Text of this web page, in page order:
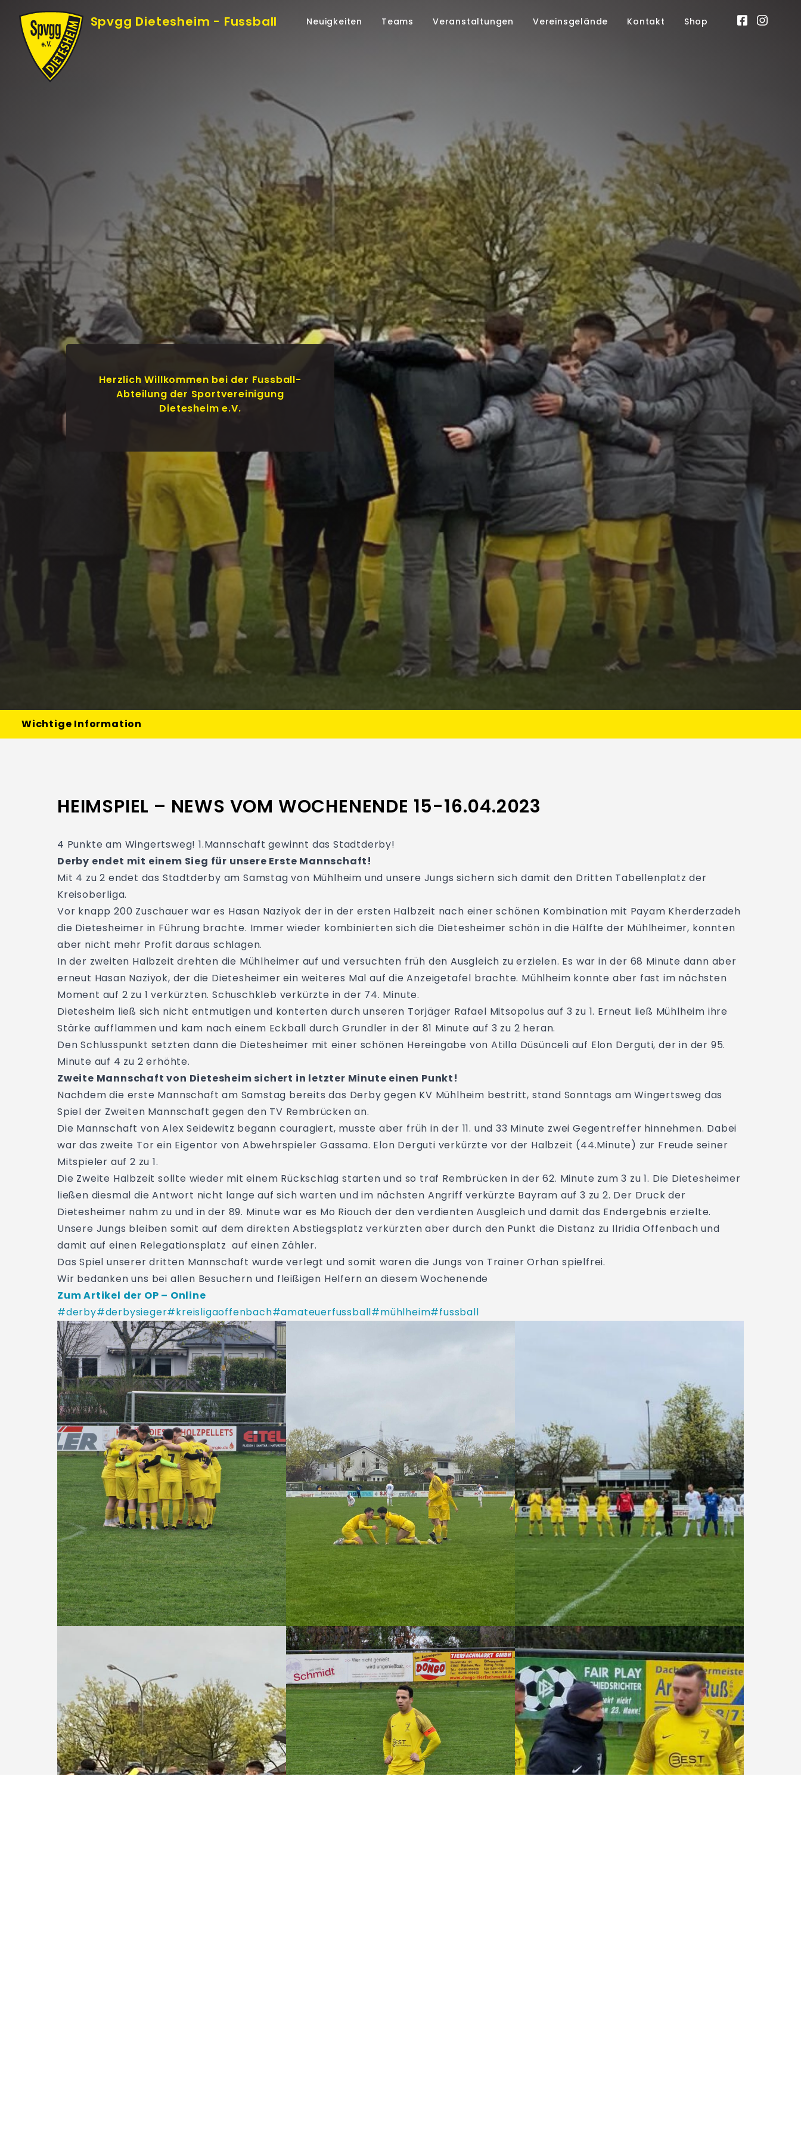
Content
Spvgg Dietesheim - Fussball Neuigkeiten Teams Veranstaltungen Vereinsgelände Kontakt Shop
Herzlich Willkommen bei der Fussball-
Abteilung der Sportvereinigung
Dietesheim e.V.
Wichtige Information
HEIMSPIEL – NEWS VOM WOCHENENDE 15-16.04.2023
4 Punkte am Wingertsweg! 1.Mannschaft gewinnt das Stadtderby!
Derby endet mit einem Sieg für unsere Erste Mannschaft!
Mit 4 zu 2 endet das Stadtderby am Samstag von Mühlheim und unsere Jungs sichern sich damit den Dritten Tabellenplatz der
Kreisoberliga.
Vor knapp 200 Zuschauer war es Hasan Naziyok der in der ersten Halbzeit nach einer schönen Kombination mit Payam Kherderzadeh
die Dietesheimer in Führung brachte. Immer wieder kombinierten sich die Dietesheimer schön in die Hälfte der Mühlheimer, konnten
aber nicht mehr Profit daraus schlagen.
In der zweiten Halbzeit drehten die Mühlheimer auf und versuchten früh den Ausgleich zu erzielen. Es war in der 68 Minute dann aber
erneut Hasan Naziyok, der die Dietesheimer ein weiteres Mal auf die Anzeigetafel brachte. Mühlheim konnte aber fast im nächsten
Moment auf 2 zu 1 verkürzten. Schuschkleb verkürzte in der 74. Minute.
Dietesheim ließ sich nicht entmutigen und konterten durch unseren Torjäger Rafael Mitsopolus auf 3 zu 1. Erneut ließ Mühlheim ihre
Stärke aufflammen und kam nach einem Eckball durch Grundler in der 81 Minute auf 3 zu 2 heran.
Den Schlusspunkt setzten dann die Dietesheimer mit einer schönen Hereingabe von Atilla Düsünceli auf Elon Derguti, der in der 95.
Minute auf 4 zu 2 erhöhte.
Zweite Mannschaft von Dietesheim sichert in letzter Minute einen Punkt!
Nachdem die erste Mannschaft am Samstag bereits das Derby gegen KV Mühlheim bestritt, stand Sonntags am Wingertsweg das
Spiel der Zweiten Mannschaft gegen den TV Rembrücken an.
Die Mannschaft von Alex Seidewitz begann couragiert, musste aber früh in der 11. und 33 Minute zwei Gegentreffer hinnehmen. Dabei
war das zweite Tor ein Eigentor von Abwehrspieler Gassama. Elon Derguti verkürzte vor der Halbzeit (44.Minute) zur Freude seiner
Mitspieler auf 2 zu 1.
Die Zweite Halbzeit sollte wieder mit einem Rückschlag starten und so traf Rembrücken in der 62. Minute zum 3 zu 1. Die Dietesheimer
ließen diesmal die Antwort nicht lange auf sich warten und im nächsten Angriff verkürzte Bayram auf 3 zu 2. Der Druck der
Dietesheimer nahm zu und in der 89. Minute war es Mo Riouch der den verdienten Ausgleich und damit das Endergebnis erzielte.
Unsere Jungs bleiben somit auf dem direkten Abstiegsplatz verkürzten aber durch den Punkt die Distanz zu Ilridia Offenbach und
damit auf einen Relegationsplatz auf einen Zähler.
Das Spiel unserer dritten Mannschaft wurde verlegt und somit waren die Jungs von Trainer Orhan spielfrei.
Wir bedanken uns bei allen Besuchern und fleißigen Helfern an diesem Wochenende
Zum Artikel der OP – Online
#derby#derbysieger#kreisligaoffenbach#amateuerfussball#mühlheim#fussball